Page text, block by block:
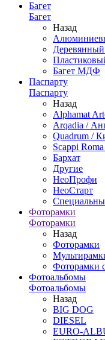
Багет
Багет
Назад
Деревянный
Багет МДФ
Паспарту
Паспарту
Назад
Alphamat
Arqadia /
Quadrum /
Scappi
Бархат
Другие
НеоПрофи
НеоСтарт
Фоторамки
Фоторамки
Назад
Фоторамки
Фоторамки
Фотоальбомы
Фотоальбомы
Назад
BIG DOG
DIESEL
EURO-